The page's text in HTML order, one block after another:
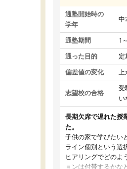
通塾開始時の
学年
中
通塾期間 1
通った目的 定
偏差値の変化
志望校の合格
受
い
長期欠席で遅れた授
た。
子供の家で学びたい
ライン個別という選
ヒアリングでどのよ
ョンは付帯するかな